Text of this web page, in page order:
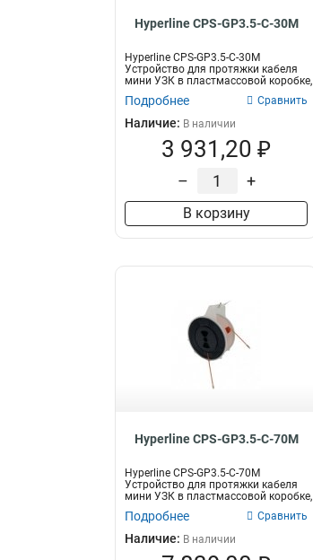
Hyperline CPS-GP3.5-C-30M
Hyperline CPS-GP3.5-C-30M
Устройство для протяжки кабеля
мини УЗК в пластмассовой коробке,
Подробнее Сравнить
Наличие: В наличии
3 931,20 ₽
– +
В корзину
Hyperline CPS-GP3.5-C-70M
Hyperline CPS-GP3.5-C-70M
Устройство для протяжки кабеля
мини УЗК в пластмассовой коробке,
Подробнее Сравнить
Наличие: В наличии